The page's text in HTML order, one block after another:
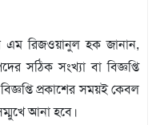
রিজওয়ানুল হক জানান,
সঠিক সংখ্যা বা বিজ্ঞপ্তি
প্রকাশের সময়ই কেবল
আনা হবে।